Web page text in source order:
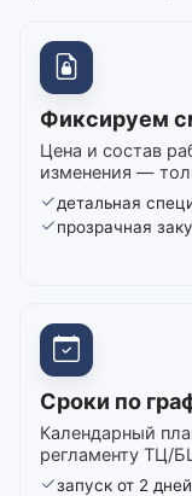
Фиксируем
Цена и состав
изменения —
детальная
прозрачная
Сроки по
Календарный
регламенту ТЦ/
запуск от 2 дней